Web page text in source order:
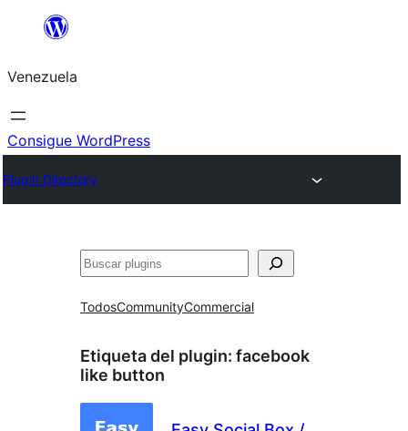
Saltar
contenido
Venezuela
Consigue WordPress
Plugin Directory
Buscar
TodosCommunityCommercial
Etiqueta del plugin: facebook
like button